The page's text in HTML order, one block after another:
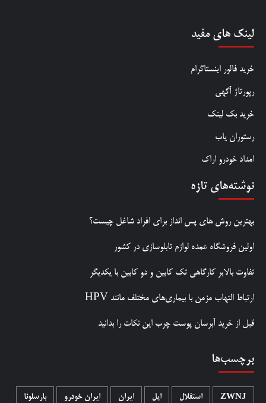
لینک های مفید
خرید فالور اینستاگرام
رپورتاژ آگهی
خرید بک لینک
رستوران یاب
امداد خودرو اراک
نوشته‌های تازه
بهترین روش‌ های پس‌ انداز برای افراد شاغل چیست؟
اولین فروشگاه عمده لوازم تابلوسازی در کشور
تفاوت بالابر کارگاهی تک کابین و دو کابین با یکدیگر
ارتباط التهاب مزمن با بیماری‌های مختلف مانند HPV
قبل از خرید آبرسان پوست چرب این نکات را بدانید
برچسب‌ها
ZWNJ استقلال اپل ایران ایران خودرو بارسلونا